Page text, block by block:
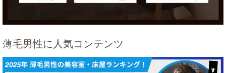
薄毛男性に人気コンテンツ